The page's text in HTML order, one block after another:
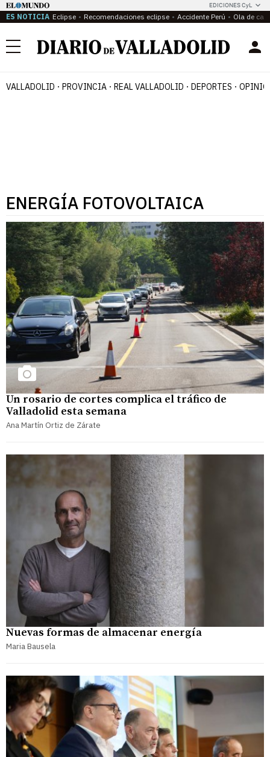
EDICIONES CyL
ES NOTICIA Eclipse Recomendaciones eclipse Accidente Perú Ola de
Menú
VALLADOLID PROVINCIA REAL VALLADOLID DEPORTES
ENERGÍA FOTOVOLTAICA
Un rosario de cortes complica el tráfico de
Valladolid esta semana
Ana Martín Ortiz de Zárate
Nuevas formas de almacenar energía
Maria Bausela